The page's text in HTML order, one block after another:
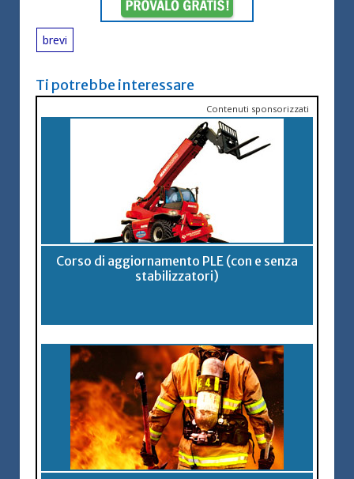
brevi
Ti potrebbe interessare
Contenuti sponsorizzati
Corso di aggiornamento PLE (con e senza
stabilizzatori)